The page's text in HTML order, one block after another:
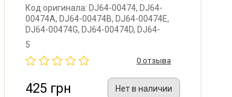
Код оригинала: DJ64-00474, DJ64-
00474A, DJ64-00474B, DJ64-00474E,
DJ64-00474G, DJ64-00474D, DJ64-
00474H. Оригинальная крышка
(решетка) выходного фильтра для
пылесоса Samsung.
5
0 отзыва
425 грн Нет в наличии